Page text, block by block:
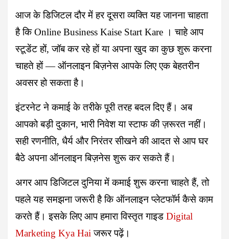
आज के डिजिटल दौर में हर दूसरा व्यक्ति यह जानना चाहता
है कि Online Business Kaise Start Kare । चाहे आप
स्टूडेंट हों, जॉब कर रहे हों या अपना खुद का कुछ शुरू करना
चाहते हों — ऑनलाइन बिज़नेस आपके लिए एक बेहतरीन
अवसर हो सकता है।
इंटरनेट ने कमाई के तरीके पूरी तरह बदल दिए हैं। अब
आपको बड़ी दुकान, भारी निवेश या स्टाफ की ज़रूरत नहीं।
सही रणनीति, धैर्य और निरंतर सीखने की आदत से आप घर
बैठे अपना ऑनलाइन बिज़नेस शुरू कर सकते हैं।
अगर आप डिजिटल दुनिया में कमाई शुरू करना चाहते हैं, तो
पहले यह समझना जरूरी है कि ऑनलाइन प्लेटफॉर्म कैसे काम
करते हैं। इसके लिए आप हमारा विस्तृत गाइड Digital
Marketing Kya Hai जरूर पढ़ें।